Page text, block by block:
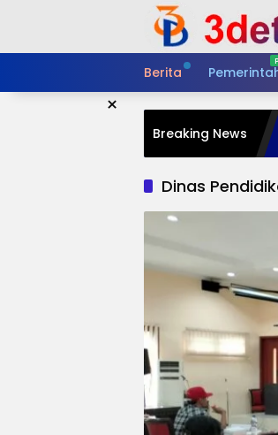
Berita
×
Breaking News
Dinas